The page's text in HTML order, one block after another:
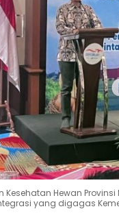
Kesehatan Hewan
yang digagas